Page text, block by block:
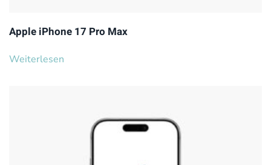
Apple iPhone 17 Pro Max
Weiterlesen